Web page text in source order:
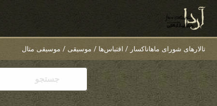
تالارهای شورای ماهاناکسار / اقتباس‌ها / موسیقی / موسیقی متال